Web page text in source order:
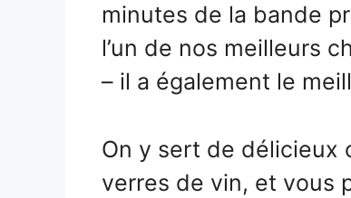
minutes de la bande
l’un de nos meilleurs
– il a également le
On y sert de délicieux
verres de vin, et vous